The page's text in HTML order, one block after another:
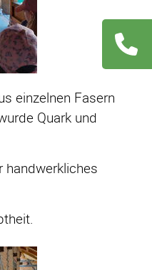
einzelnen Fasern
Quark und
handwerkliches
Navigation